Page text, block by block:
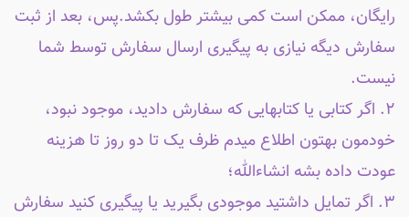
رایگان، ممکن است کمی بیشتر طول بکشد.پس، بعد از ثبت
سفارش دیگه نیازی به پیگیری ارسال سفارش توسط شما
نیست.
۲. اگر کتابی یا کتابهایی که سفارش دادید، موجود نبود،
خودمون بهتون اطلاع میدم ظرف یک تا دو روز تا هزینه
عودت داده بشه انشاءالله؛
۳. اگر تمایل داشتید موجودی بگیرید یا پیگیری کنید سفارش